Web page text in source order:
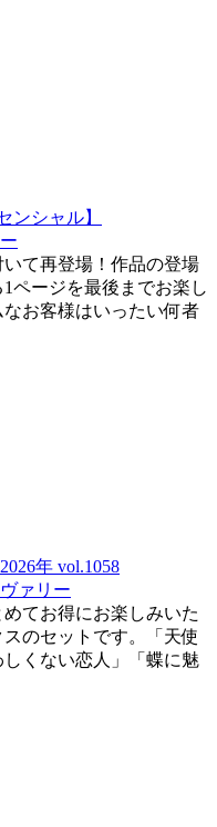
ンシャル】
いて再登場！作品の登場
ページを最後までお楽し
お客様はいったい何者
年 vol.1058
ァリー
てお得にお楽しみいた
のセットです。「天使
くない恋人」「蝶に魅